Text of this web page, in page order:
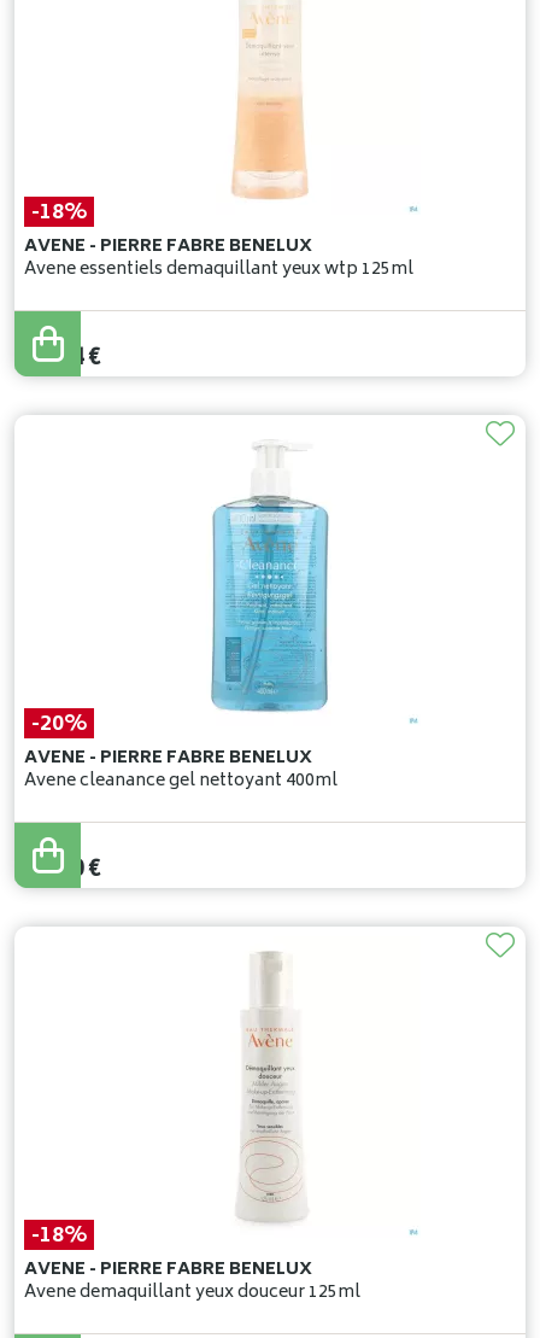
-18%
AVENE - PIERRE FABRE BENELUX
Avene essentiels demaquillant yeux wtp 125ml
20,90
17,14€
-20%
AVENE - PIERRE FABRE BENELUX
Avene cleanance gel nettoyant 400ml
24,90
19,90€
-18%
AVENE - PIERRE FABRE BENELUX
Avene demaquillant yeux douceur 125ml